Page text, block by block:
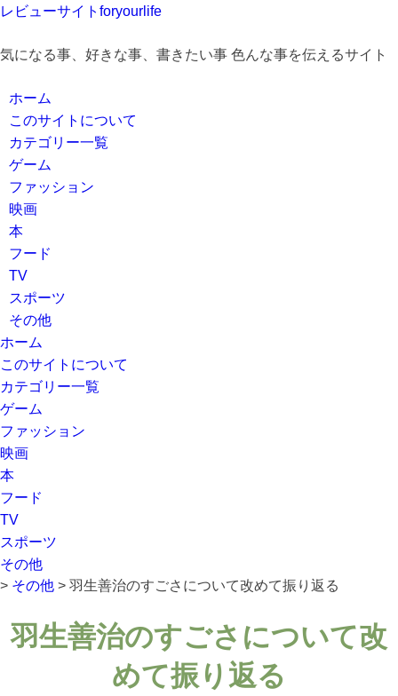
レビューサイトforyourlife
気になる事、好きな事、書きたい事 色んな事を伝えるサイト
ホーム
このサイトについて
カテゴリー一覧
ゲーム
ファッション
映画
本
フード
TV
スポーツ
その他
ホーム
このサイトについて
カテゴリー一覧
ゲーム
ファッション
映画
本
フード
TV
スポーツ
その他
> その他 > 羽生善治のすごさについて改めて振り返る
羽生善治のすごさについて改
めて振り返る